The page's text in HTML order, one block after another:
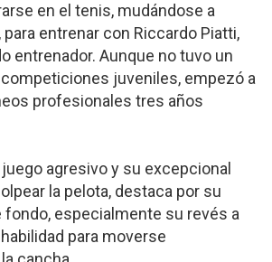
en el tenis, mudándose a
para entrenar con Riccardo Piatti,
entrenador. Aunque no tuvo un
juveniles, empezó a
profesionales tres años
agresivo y su excepcional
la pelota, destaca por su
fondo, especialmente su revés a
para moverse